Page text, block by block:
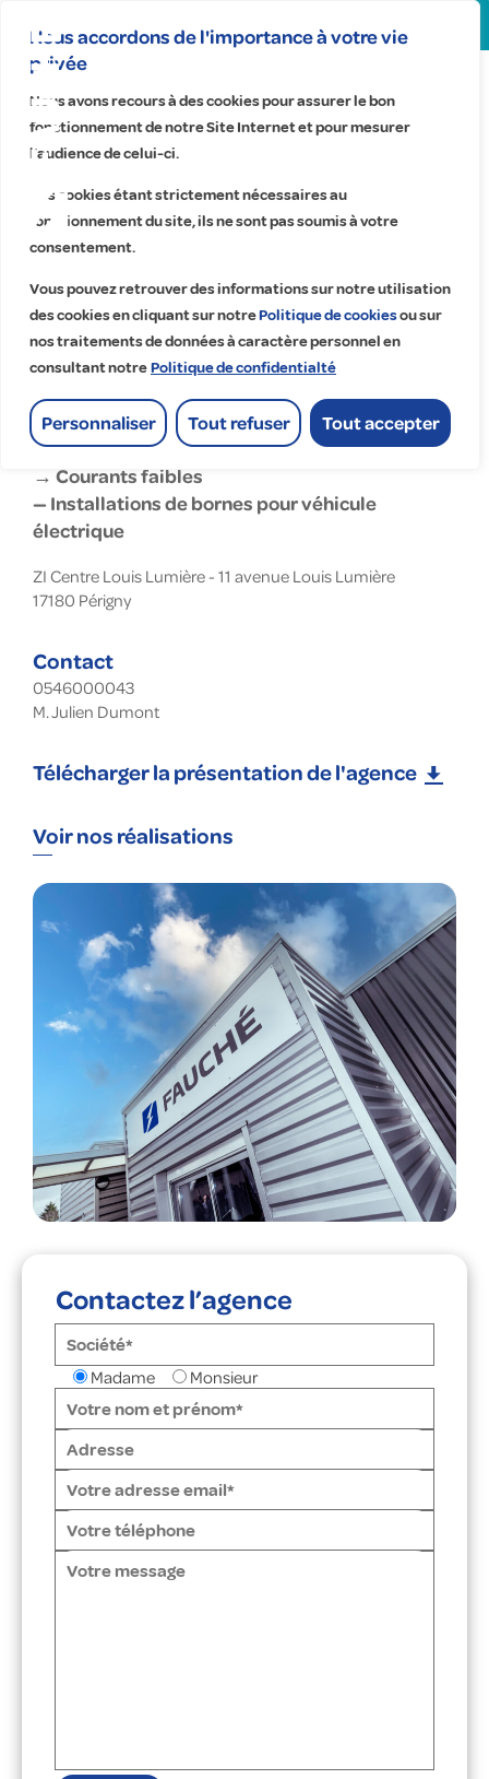
Nous accordons de l'importance à votre vie
privée
Nous avons recours à des cookies pour assurer le bon
fonctionnement de notre Site Internet et pour mesurer
l’audience de celui-ci.
Ces cookies étant strictement nécessaires au
fonctionnement du site, ils ne sont pas soumis à votre
consentement.
Vous pouvez retrouver des informations sur notre utilisation
des cookies en cliquant sur notrePolitique de cookiesou sur
nos traitements de données à caractère personnel en
consultant notrePolitique de confidentialté
Personnaliser Tout refuser Tout accepter
Fauché La
Rochelle
Fauché La Rochelle
tertiaire
— Installations électriques tertiaires :
→ Courants forts
→ Courants faibles
— Installations de bornes pour véhicule
électrique
ZI Centre Louis Lumière - 11 avenue Louis Lumière
17180 Périgny
Contact
0546000043
M. Julien Dumont
Télécharger la présentation de l'agence
Voir nos réalisations
Contactez l’agence
Madame Monsieur